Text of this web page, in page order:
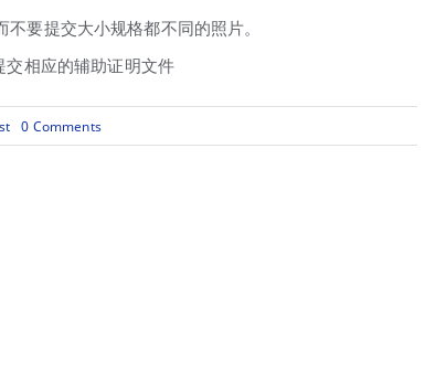
要提交大小规格都不同的照片。
相应的辅助证明文件
0 Commentson
移